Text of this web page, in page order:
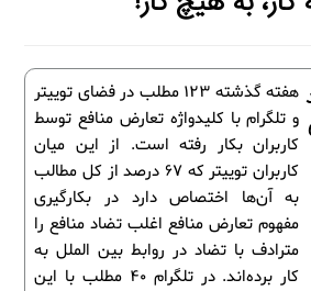
هفته گذشته 123 مطلب در فضای توییتر
و تلگرام با کلیدواژه تعارض منافع توسط
کاربران بکار رفته است. از این میان
کاربران توییتر که 67 درصد از کل مطالب
به آن‌ها اختصاص دارد در بکارگیری
مفهوم تعارض منافع اغلب تضاد منافع را
مترادف با تضاد در روابط بین الملل به
کار برده‌اند. در تلگرام 40 مطلب با این